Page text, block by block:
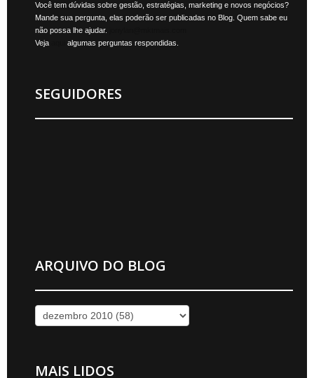
Você tem dúvidas sobre gestão, estratégias, marketing e novos negócios?
Mande sua pergunta, elas poderão ser publicadas no Blog. Quem sabe eu
não possa lhe ajudar.
Veja
algumas perguntas respondidas.
SEGUIDORES
ARQUIVO DO BLOG
MAIS LIDOS